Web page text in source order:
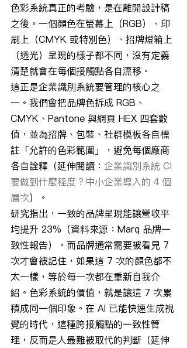
色彩系統真正的考驗，是在離開設計稿
之後。一個顏色在螢幕上（RGB）、印
刷上（CMYK 或特別色）、招牌燈箱上
（透光）呈現的樣子都不同，沒有定義
清楚就會在每個接觸點各自漂移。
這正是企業識別系統要管理的核心之
一。我們會把品牌色拆成 RGB、
CMYK、Pantone 與網頁 HEX 四套數
值，並為招牌、包裝、社群模板各自標
註「允許的色彩範圍」，避免每個廠商
各自詮釋（延伸閱讀： 企業識別系統 CI
要做到什麼程度？中小企業導入的 4 個
層次）。
研究指出，一致的品牌呈現能讓營收平
均提升 23%（資料來源：Marq 品牌一
致性報告）。而品牌通常需要被看見 7
次才會被記住，如果這 7 次的顏色都不
太一樣，等於每一次都在重新自我介
紹。色彩系統的價值，就是讓這 7 次累
積成同一個印象。在 AI 已能快速生成視
覺的時代，這種跨接觸點的一致性管
理，反而是人最難被取代的判斷（延伸